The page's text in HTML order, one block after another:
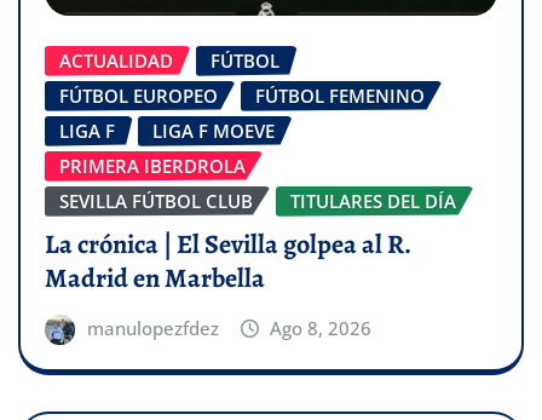
ACTUALIDAD
FÚTBOL
FÚTBOL EUROPEO
FÚTBOL FEMENINO
LIGA F
LIGA F MOEVE
PRIMERA IBERDROLA
SEVILLA FÚTBOL CLUB
TITULARES DEL DÍA
La crónica | El Sevilla golpea al R.
Madrid en Marbella
manulopezfdez Ago 8, 2026